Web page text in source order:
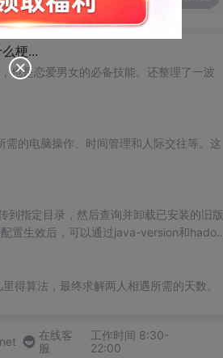
梗...
也是恋爱男女的必备技能。还整理了一波
的电脑操作、时间管理和人际交往等。这
指定目录，然后查询并卸载已安装的旧版
置生效后，可以通过java-version和hadoo
得算法，最终求解两人相遇所需的天数。
在线客
服
工作时间 8:30-
22:00